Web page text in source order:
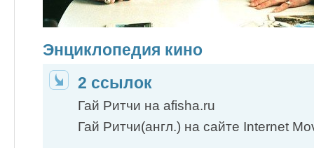
Энциклопедия кино
2 ссылок
Гай Ритчи на afisha.ru
Гай Ритчи(англ.) на сайте Internet